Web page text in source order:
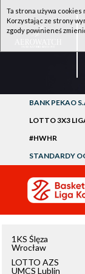
BANK PEKAO
LOTTO 3X3
#HWHR
STANDARDY
1KS Ślęza
Wrocław
LOTTO AZS
UMCS Lublin
Ta strona używa cookies
Korzystając ze strony
zgody powinieneś